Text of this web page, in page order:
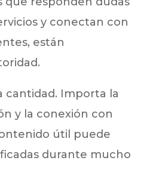
y conectan con
están
cantidad. Importa la
y la conexión con
útil puede
durante mucho